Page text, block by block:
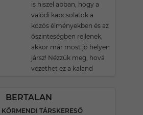
is hiszel abban, hogy a
valódi kapcsolatok a
közös élményekben és az
őszinteségben rejlenek,
akkor már most jó helyen
jársz! Nézzük meg, hová
vezethet ez a kaland
BERTALAN
KÖRMENDI TÁRSKERESŐ